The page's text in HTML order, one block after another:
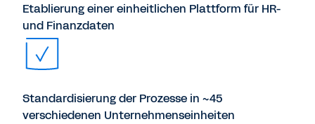
Etablierung einer einheitlichen Plattform für HR-
und Finanzdaten
Standardisierung der Prozesse in ~45
verschiedenen Unternehmenseinheiten